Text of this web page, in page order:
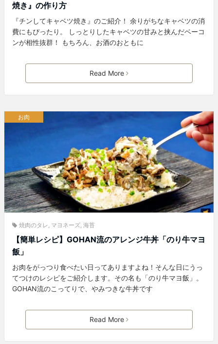
焼き』の作り方
『チンしてキャベツ焼き』のご紹介！ 余りがちなキャベツの消
費にもぴったり。 しっとりしたキャベツの甘みと挟んだベーコ
ンが相性抜群！ もちろん、お酒のおともに
Read More
お肉
焼肉のタレ, マヨネーズ, 海苔
【簡単レシピ】GOHAN流のアレンジ牛丼「のり牛マヨ
飯」
お肉をがっつり食べたい日ってありますよね！そんな日にうっ
てつけのレシピをご紹介します。その名も「のり牛マヨ飯」。
GOHAN流のこってりで、やみつきな牛丼です
Read More